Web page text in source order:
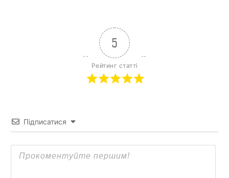
5
Рейтинг статті
Підписатися